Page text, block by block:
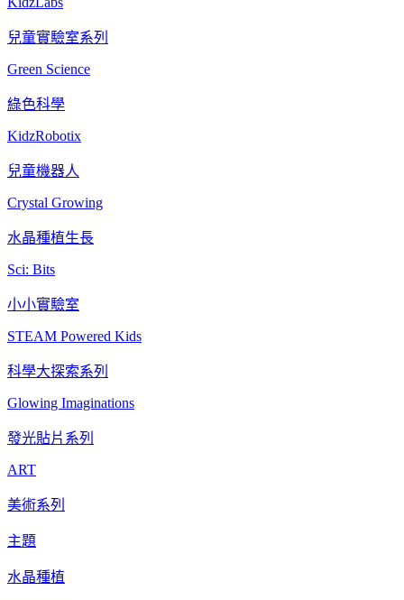
兒童實驗室系列
Green Science
綠色科學
KidzRobotix
兒童機器人
Crystal Growing
水晶種植生長
Sci: Bits
小小實驗室
STEAM Powered Kids
科學大探索系列
Glowing Imaginations
發光貼片系列
ART
美術系列
主題
水晶種植